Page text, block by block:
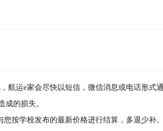
航运e家会尽快以短信，微信消息或电话形式
成的损失。
按学校发布的最新价格进行结算，多退少补。